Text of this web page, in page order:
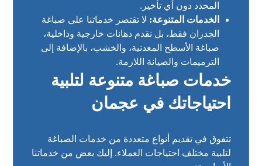
المحدد دون أي تأخير.
الخدمات المتنوعة: لا تقتصر خدماتنا على صباغة
الجدران فقط، بل نقدم دهانات خارجية وداخلية،
صباغة الأسطح المعدنية، والخشب، بالإضافة إلى
الترميمات والصيانة اللازمة.
خدمات صباغة متنوعة لتلبية
احتياجاتك في عجمان
تتفوق في تقديم أنواع متعددة من خدمات الصباغة
لتلبية مختلف احتياجات العملاء. إليك بعض من خدماتنا